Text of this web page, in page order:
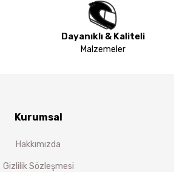
Dayanıklı & Kaliteli
Malzemeler
Kurumsal
Hakkımızda
Gizlilik Sözleşmesi